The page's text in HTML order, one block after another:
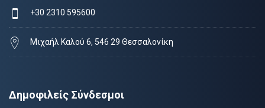
+30 2310 595600
Μιχαήλ Καλού 6, 546 29 Θεσσαλονίκη
Δημοφιλείς Σύνδεσμοι